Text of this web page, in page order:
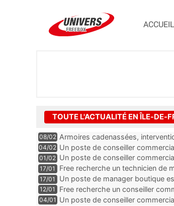
ACCUEIL
TOUTE L'ACTUALITÉ EN ÎLE-DE-
08/02 Armoires cadenassées,
de la fibre ne peuvent plus durer
04/02 Un poste de conseiller
département du Val-de-Marne
01/02 Un poste de conseiller
département du Val-de-Marne
17/01 Free recherche un technicien de
17/01
Un poste de manager boutique
Seine-Saint-Denis
12/01
Free recherche un conseiller
et-Marne
04/01 Un poste de conseiller